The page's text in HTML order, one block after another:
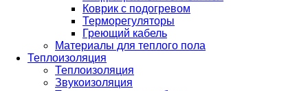
Коврик с подогревом
Терморегуляторы
Греющий кабель
Материалы для теплого пола
Теплоизоляция
Теплоизоляция
Звукоизоляция